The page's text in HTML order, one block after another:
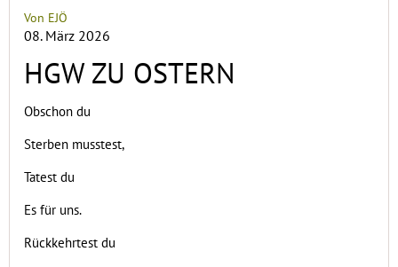
Von EJÖ
08. März 2026
HGW ZU OSTERN
Obschon du
Sterben musstest,
Tatest du
Es für uns.
Rückkehrtest du